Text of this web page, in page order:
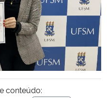
conteúdo: